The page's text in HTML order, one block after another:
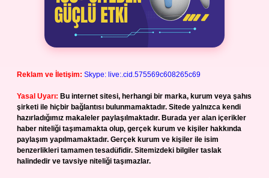
Reklam ve İletişim: Skype: live:.cid.575569c608265c69
Yasal Uyarı: Bu internet sitesi, herhangi bir marka, kurum veya şahıs
şirketi ile hiçbir bağlantısı bulunmamaktadır. Sitede yalnızca kendi
hazırladığımız makaleler paylaşılmaktadır. Burada yer alan içerikler
haber niteliği taşımamakta olup, gerçek kurum ve kişiler hakkında
paylaşım yapılmamaktadır. Gerçek kurum ve kişiler ile isim
benzerlikleri tamamen tesadüfidir. Sitemizdeki bilgiler taslak
halindedir ve tavsiye niteliği taşımazlar.